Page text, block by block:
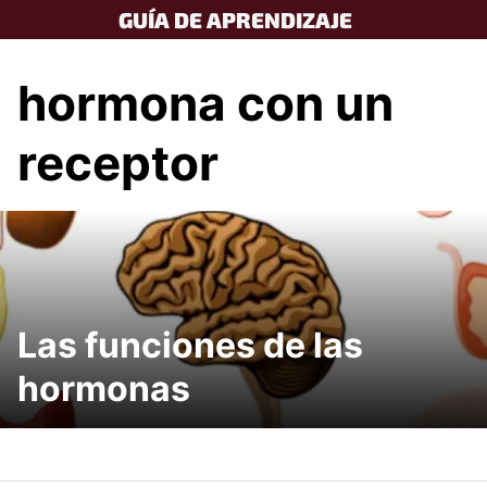
to
GUÍA DE APRENDIZAJE
hormona con un
receptor
Las funciones de las
hormonas